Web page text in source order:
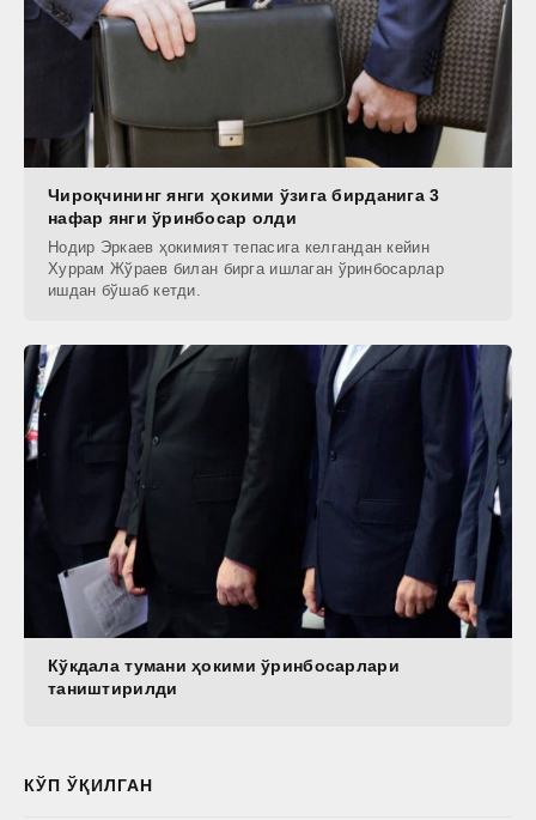
Чироқчининг янги ҳокими ўзига бирданига 3
нафар янги ўринбосар олди
Нодир Эркаев ҳокимият тепасига келгандан кейин
Хуррам Жўраев билан бирга ишлаган ўринбосарлар
ишдан бўшаб кетди.
Кўкдала тумани ҳокими ўринбосарлари
таништирилди
КЎП ЎҚИЛГАН